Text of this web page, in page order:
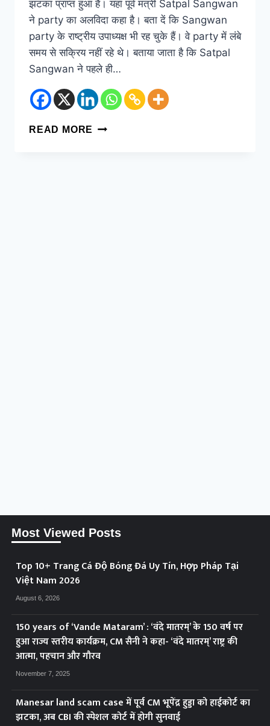
झटका प्राप्त हुआ है। यहां पूर्व मंत्री Satpal Sangwan
ने party का अलविदा कहा है। बता दें कि Sangwan
party के राष्ट्रीय उपाध्यक्ष भी रह चुके हैं। वे party में लंबे
समय से सक्रिय नहीं रहे थे। बताया जाता है कि Satpal
Sangwan ने पहले ही…
READ MORE
Most Viewed Posts
Top 10+ Trang Cá Độ Bóng Đá Uy Tín, Hợp Pháp Tại
Việt Nam 2026
August 6, 2026
150 years of ‘Vande Mataram’ : ‘वंदे मातरम्’ के 150 वर्ष पर
हुआ राज्य स्तरीय कार्यक्रम, CM सैनी ने कहा- ‘वंदे मातरम्’ राष्ट्र की
आत्मा, पहचान और गौरव
November 7, 2025
Manesar land scam case में पूर्व CM भूपेंद्र हुड्डा को हाईकोर्ट का
झटका, अब CBI की स्पेशल कोर्ट में होगी सुनवाई